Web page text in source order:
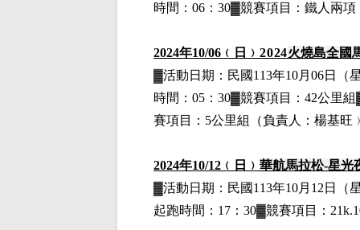
時間：06：30▓競賽項目：鐵人兩項
2024年10/06 ﹙日﹚ 2024火燒島全國
▓活動日期： 民國113年10月06日
（
時間：05：30▓競賽項目：42公里
賽項目：5公里組
（負責人：楊基旺
2024年10/12 ﹙日﹚ 華航馬拉松-星光
▓活動日期： 民國113年10月12日
（
起跑時間：17：30▓競賽項目：